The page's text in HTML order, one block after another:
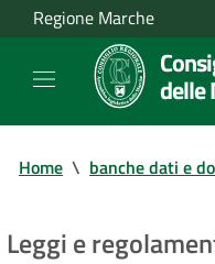
Regione Marche
delle
Home \ banche dati e
Leggi e